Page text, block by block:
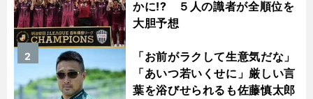
かに!? ５人の識者が全順位を
大胆予想
「お前がラクして生意気だな」
「あいつ若いくせに」厳しい言
葉を浴びせられるも佐藤慎太郎
2